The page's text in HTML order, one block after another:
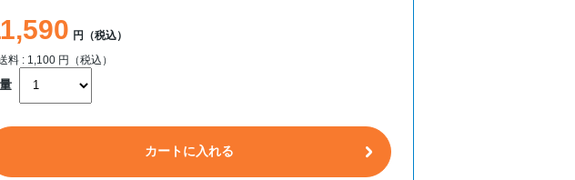
円（税込）
料 : 1,100 円（税込）
カートに入れる